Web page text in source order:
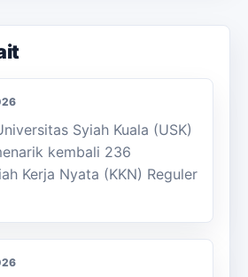
USK Apresiasi Dukungan
Dua
Syiah Kuala (USK)
kembali 236
Kerja Nyata (KKN) Reguler
Sekolah, Enam Siswa
Sepeda